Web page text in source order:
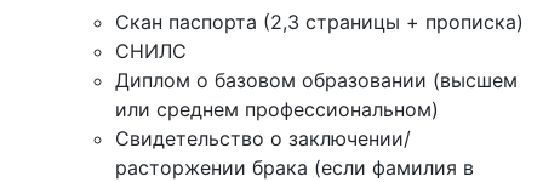
Скан паспорта (2,3 страницы + прописка)
СНИЛС
Диплом о базовом образовании (высшем
или среднем профессиональном)
Свидетельство о заключении/
расторжении брака (если фамилия в